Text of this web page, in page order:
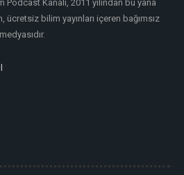
Podcast Kanalı, 2011 yılından bu yana
ücretsiz bilim yayınları içeren bağımsız